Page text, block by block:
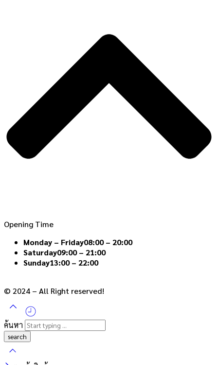
Opening Time
Monday – Friday08:00 – 20:00
Saturday09:00 – 21:00
Sunday13:00 – 22:00
© 2024 – All Right reserved!
ค้นหา